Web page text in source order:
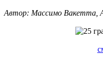
Автор: Массимо Вакетта,